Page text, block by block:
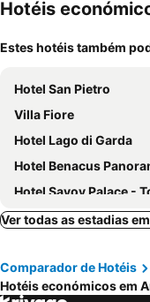
Hotéis
Estes hotéis também
Hotel San Pietro
Villa Fiore
Hotel Lago di Garda
Hotel Benacus
Hotel Savoy Palace - Tonelli
Hotel Cristina
Hotel Garda Bellevue
Parc Hotel Flora
Ver todas as estadias
Comparador de Hotéis
Hotéis económicos em